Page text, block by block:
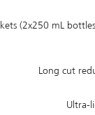
(2x250 mL
Long cut
Ultra-